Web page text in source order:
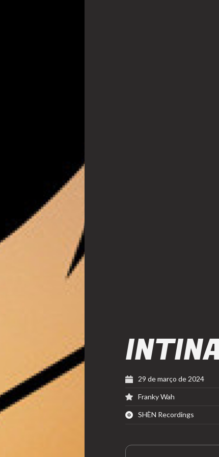
29 de março de 2024
Franky Wah
SHÈN Recordings